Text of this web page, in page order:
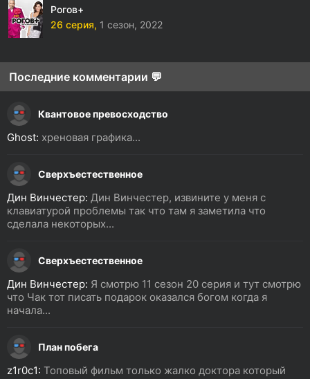
Рогов+
26 серия, 1 сезон, 2022
Последние комментарии 💬
Квантовое превосходство
Ghost: хреновая графика...
Сверхъестественное
Дин Винчестер: Дин Винчестер, извините у меня с
клавиатурой проблемы так что там я заметила что
сделала некоторых...
Сверхъестественное
Дин Винчестер: Я смотрю 11 сезон 20 серия и тут смотрю
что Чак тот писать подарок оказался богом когда я
начала...
План побега
z1r0c1: Топовый фильм только жалко доктора который